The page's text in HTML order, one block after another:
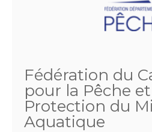
Fédération du
pour la Pêche
Protection du
Aquatique